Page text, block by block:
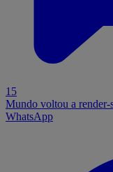
15
Mundo voltou a
WhatsApp